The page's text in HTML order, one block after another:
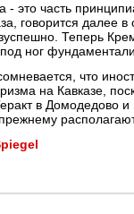
- это часть
говорится далее
Теперь
ног
что
на Кавказе,
в Домодедово и